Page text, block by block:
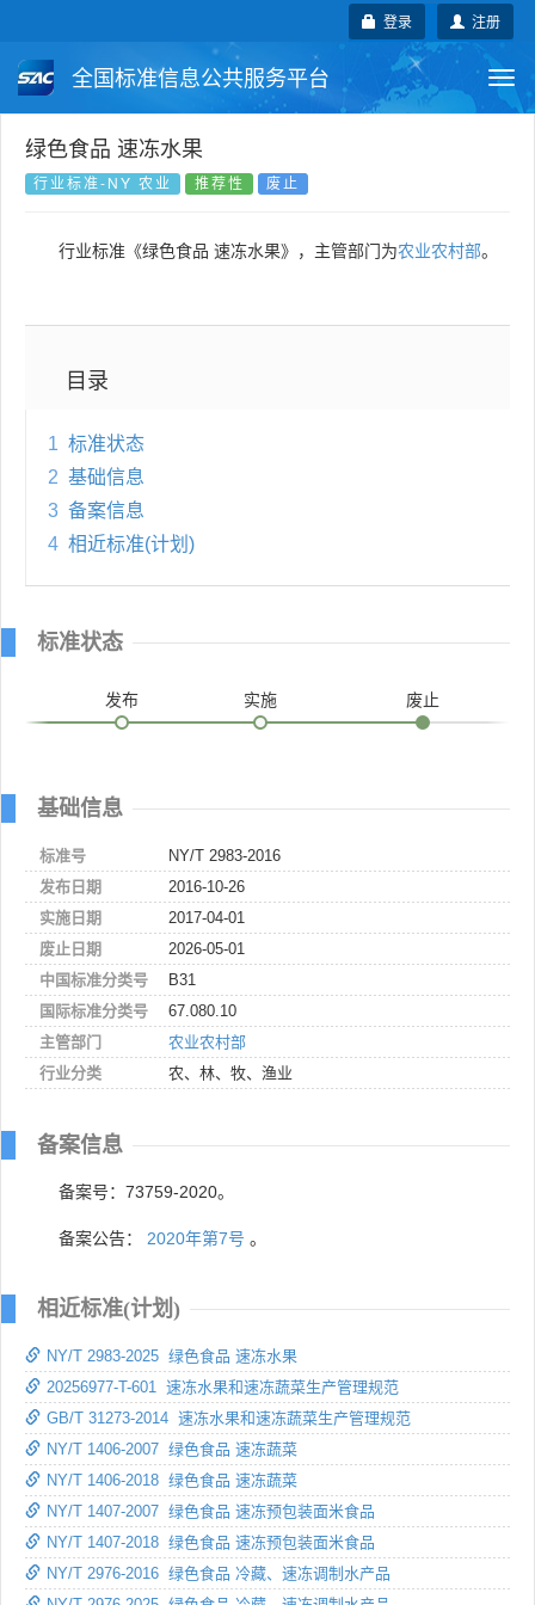
注册
登录
全国标准信息公共服务平台
国家标准
国外标准 技术委员会
绿色食品 速冻水果
行业标准-NY 农业 推荐性 废止
行业标准《绿色食品 速冻水果》，主管部门为农业农村部。
目录
1 标准状态
2 基础信息
3 备案信息
4 相近标准(计划)
标准状态
发布 实施 废止
基础信息
标准号
NY/T 2983-2016
发布日期
2016-10-26
实施日期
2017-04-01
废止日期
2026-05-01
中国标准分类号
B31
国际标准分类号
67.080.10
主管部门
农业农村部
行业分类
农、林、牧、渔业
备案信息
备案号：73759-2020。
备案公告： 2020年第7号 。
相近标准(计划)
NY/T 2983-2025 绿色食品 速冻水果
20256977-T-601 速冻水果和速冻蔬菜生产管理规范
GB/T 31273-2014 速冻水果和速冻蔬菜生产管理规范
NY/T 1406-2007 绿色食品 速冻蔬菜
NY/T 1406-2018 绿色食品 速冻蔬菜
NY/T 1407-2007 绿色食品 速冻预包装面米食品
NY/T 1407-2018 绿色食品 速冻预包装面米食品
NY/T 2976-2016 绿色食品 冷藏、速冻调制水产品